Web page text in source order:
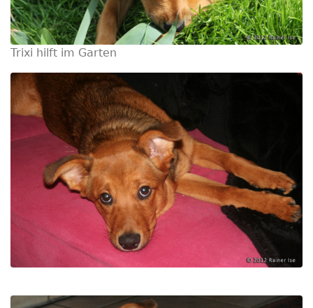
Trixi hilft im Garten